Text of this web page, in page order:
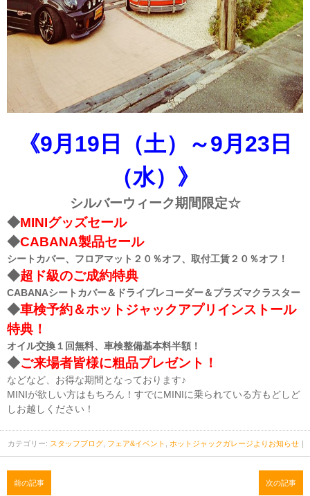
《9月19日（土）～9月23日
（水）》
シルバーウィーク期間限定☆
◆MINIグッズセール
◆CABANA製品セール
シートカバー、フロアマット２０％オフ、取付工賃２０％オフ！
◆超ド級のご成約特典
CABANAシートカバー＆ドライブレコーダー＆プラズマクラスター
◆車検予約＆ホットジャックアプリインストール
特典！
オイル交換１回無料、車検整備基本料半額！
◆ご来場者皆様に粗品プレゼント！
などなど、お得な期間となっております♪
MINIが欲しい方はもちろん！すでにMINIに乗られている方もどしど
しお越しください！
カテゴリー: スタッフブログ フェア&イベント ホットジャックガレージよりお知らせ ｜
前の記事 次の記事